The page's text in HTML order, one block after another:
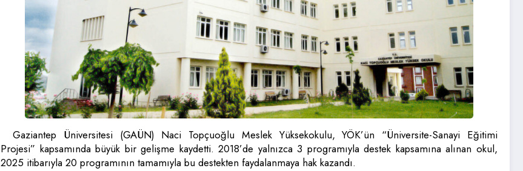
Gaziantep Üniversitesi (GAÜN) Naci Topçuoğlu Meslek Yüksekokulu, YÖK’ün “Üniversite-Sanayi Eğitimi
Projesi” kapsamında büyük bir gelişme kaydetti. 2018’de yalnızca 3 programıyla destek kapsamına alınan okul,
2025 itibarıyla 20 programının tamamıyla bu destekten faydalanmaya hak kazandı.